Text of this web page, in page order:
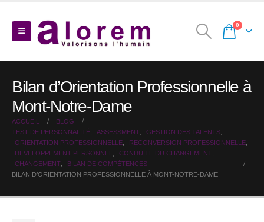
0
Bilan d’Orientation Professionnelle à
Mont-Notre-Dame
ACCUEIL
BLOG
TEST DE PERSONNALITÉ
ASSESSMENT GESTION DES TALENTS
ORIENTATION PROFESSIONNELLE
RECONVERSION PROFESSIONNELLE
DEVELOPPEMENT PERSONNEL
CONDUITE DU CHANGEMENT
CHANGEMENT
BILAN DE COMPÉTENCES
BILAN D’ORIENTATION PROFESSIONNELLE À MONT-NOTRE-DAME